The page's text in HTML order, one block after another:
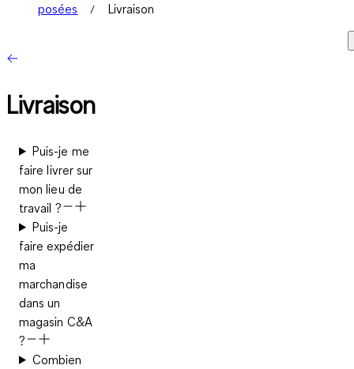
posées
Livraison
Livraison
Puis-je me
faire livrer sur
mon lieu de
travail ?
Puis-je
faire expédier
ma
marchandise
dans un
magasin C&A
?
Combien